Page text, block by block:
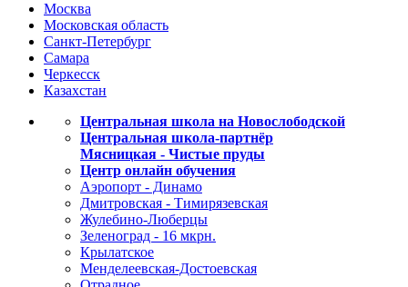
Москва
Московская область
Санкт-Петербург
Самара
Черкесск
Казахстан
Центральная школа на Новослободской
Центральная школа-партнёр
Мясницкая - Чистые пруды
Центр онлайн обучения
Аэропорт - Динамо
Дмитровская - Тимирязевская
Жулебино-Люберцы
Зеленоград - 16 мкрн.
Крылатское
Менделеевская-Достоевская